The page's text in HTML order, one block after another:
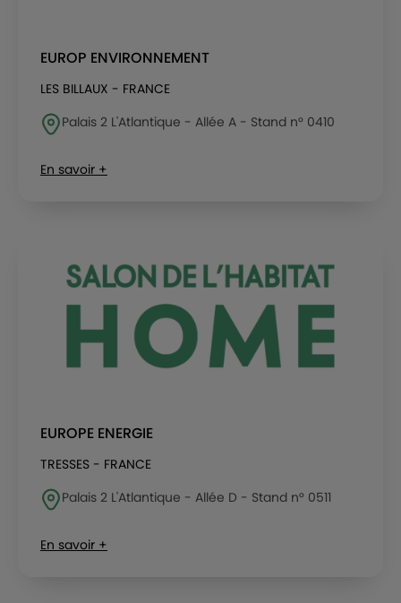
EUROP ENVIRONNEMENT
LES BILLAUX - FRANCE
Palais 2 L'Atlantique - Allée A - Stand n° 0410
En savoir +
EUROPE ENERGIE
TRESSES - FRANCE
Palais 2 L'Atlantique - Allée D - Stand n° 0511
En savoir +